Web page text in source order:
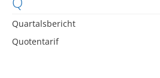
Quartalsbericht
Quotentarif